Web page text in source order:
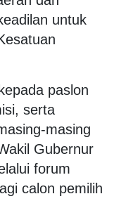
untuk
paslon
serta
masing
Gubernur
forum
calon pemilih